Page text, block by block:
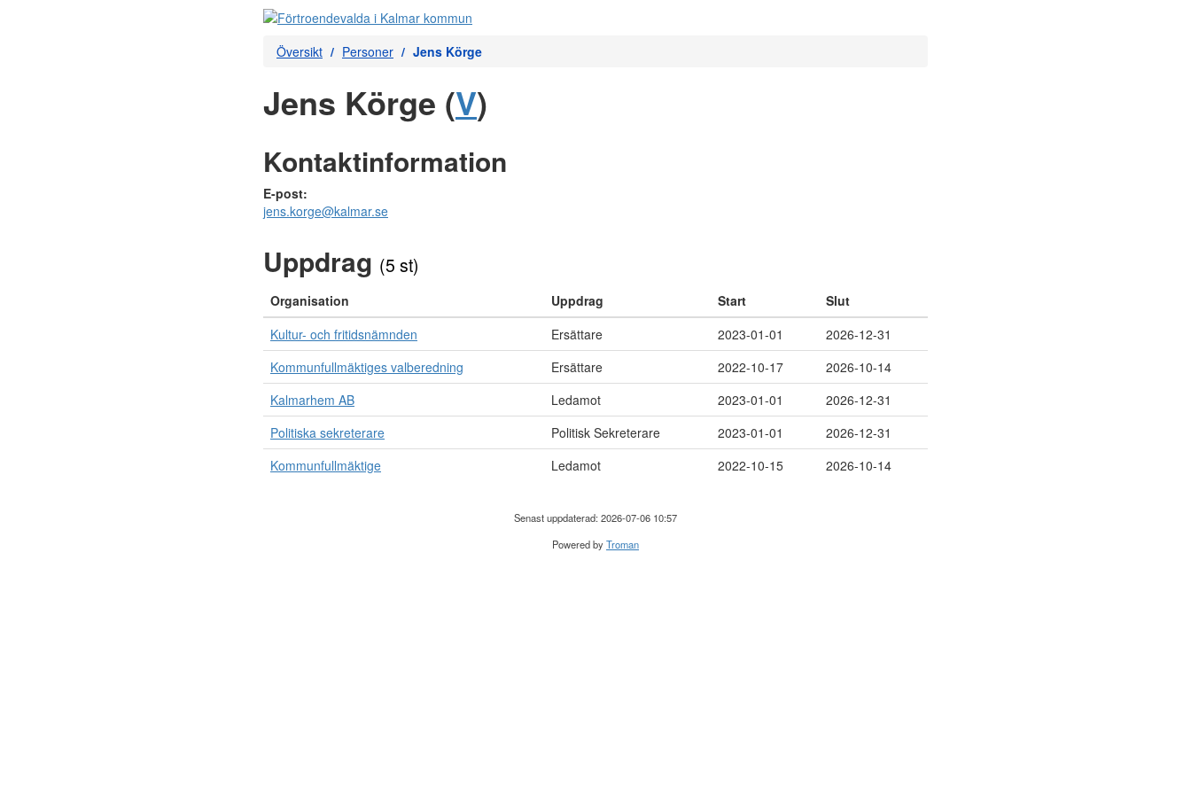
Översikt Personer Jens Körge
Jens Körge (V)
Kontaktinformation
E-post:
jens.korge@kalmar.se
Uppdrag (5 st)
Organisation Uppdrag Start
Slut
Kultur- och fritidsnämnden
Ersättare 2023-01-01
2026-12-31
Kommunfullmäktiges valberedning
Ersättare 2022-10-17
2026-10-14
Kalmarhem AB
Ledamot 2023-01-01
2026-12-31
Politiska sekreterare
Politisk Sekreterare 2023-01-01
2026-12-31
Kommunfullmäktige
Ledamot 2022-10-15 2026-10-14
Senast uppdaterad: 2026-07-06 10:57
Powered byTroman